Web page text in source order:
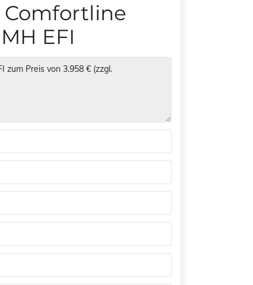
EFI